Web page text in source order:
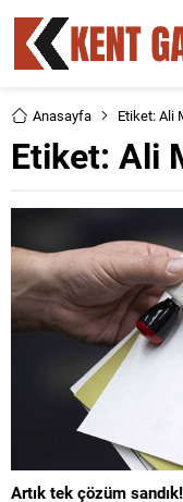
Anasayfa Etiket: Ali
Etiket: Ali
Artık tek çözüm sandık!